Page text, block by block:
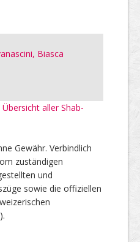
Biasca
aller Shab-
Gewähr. Verbindlich
zuständigen
und
sowie die offiziellen